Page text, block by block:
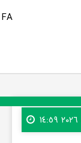
FA